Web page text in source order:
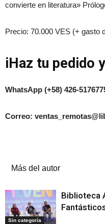
convierte en literatura»
Precio: 70.000 VES (+ gasto
iHaz tu pedido
WhatsApp (+58) 426-
Correo:
Más del autor
Sin categoría
Biblioteca